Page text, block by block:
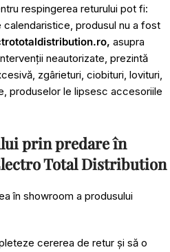
respingerea returului pot fi:
produsul nu a fost
asupra
neautorizate, prezintă
zgârieturi, ciobituri, lovituri,
produselor le lipsesc accesoriile
prin predare în
Total Distribution
în showroom a produsului
cererea de retur și să o